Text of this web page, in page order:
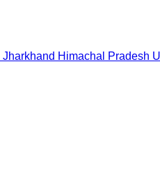
Jharkhand Himachal Pradesh